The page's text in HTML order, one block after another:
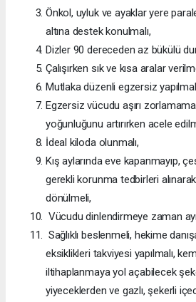
Önkol, uyluk ve ayaklar yere
altına destek konulmalı,
Dizler 90 dereceden az bükülü
Çalışırken sık ve kısa aralar
Mutlaka düzenli egzersiz
Egzersiz vücudu aşırı
yoğunluğunu artırırken acele
İdeal kiloda olunmalı,
Kış aylarında eve kapanmayıp,
gerekli korunma tedbirleri
dönülmeli,
Vücudu dinlendirmeye zaman
Sağlıklı beslenmeli, hekime
eksiklikleri takviyesi yapılmalı,
iltihaplanmaya yol açabilecek
yiyeceklerden ve gazlı, şekerli